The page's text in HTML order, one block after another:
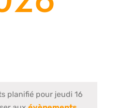
planifié pour jeudi 16